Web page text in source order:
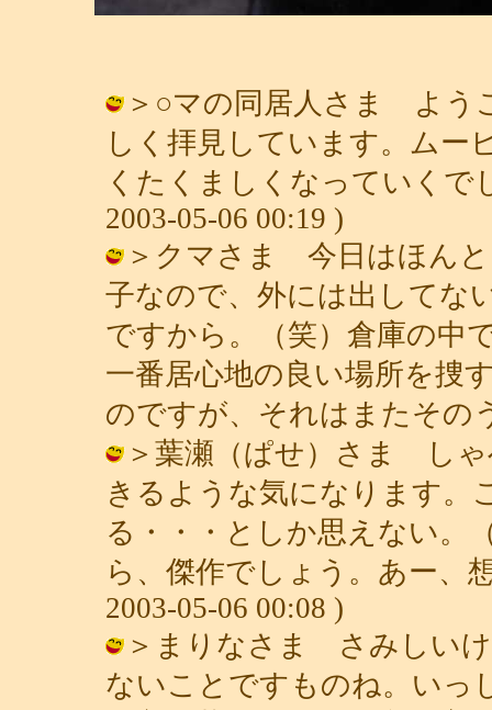
＞○マの同居人さま よう
しく拝見しています。ムー
くたくましくなっていくで
2003-05-06 00:19 )
＞クマさま 今日はほんと
子なので、外には出してな
ですから。（笑）倉庫の中
一番居心地の良い場所を捜
のですが、それはまたその
＞葉瀬（ぱせ）さま しゃ
きるような気になります。
る・・・としか思えない。
ら、傑作でしょう。あー、
2003-05-06 00:08 )
＞まりなさま さみしいけ
ないことですものね。いっ